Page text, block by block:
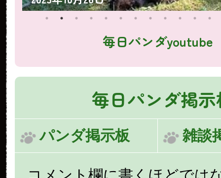
毎日パンダyoutube
毎日パンダ掲
パンダ掲示板 雑談
コメント欄に書くほどでは